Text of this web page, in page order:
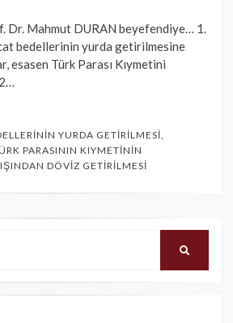
Dr. Mahmut DURAN beyefendiye… 1.
bedellerinin yurda getirilmesine
esasen Türk Parası Kıymetini
YURDA GETIRILMESI,
PARASININ KIYMETININ
DÖVIZ GETIRILMESI